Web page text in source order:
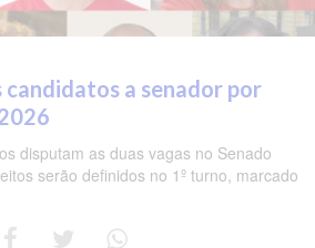
candidatos a senador por
disputam as duas vagas no Senado
serão definidos no 1º turno, marcado